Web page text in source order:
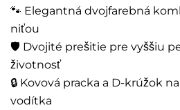
🐾 Elegantná dvojfarebná
niťou
🛡️ Dvojité prešitie pre vyššiu
životnosť
🔒 Kovová pracka a D-krúžok
vodítka